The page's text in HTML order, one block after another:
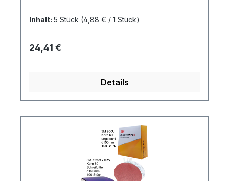
gängigen Handschleifmaschinen in der
höchst flexibel und anpassungsfähig,
setzt sich kaum zu.Weiter ist es Laugen-
hohe Standzeit und eignet sich deshalb als
eine Alternative zu Stahlwolle.Empfohlen
AnwendungAnschleifen und Mattieren von
Lacken und FarbenEntfernen von
SpritznebelSchleifen von angelaugten
Farben Bearbeiten von profilierten und
Inhalt: 5 Stück (4,88 € / 1 Stück)
Regulärer Preis:
24,41 €
Details